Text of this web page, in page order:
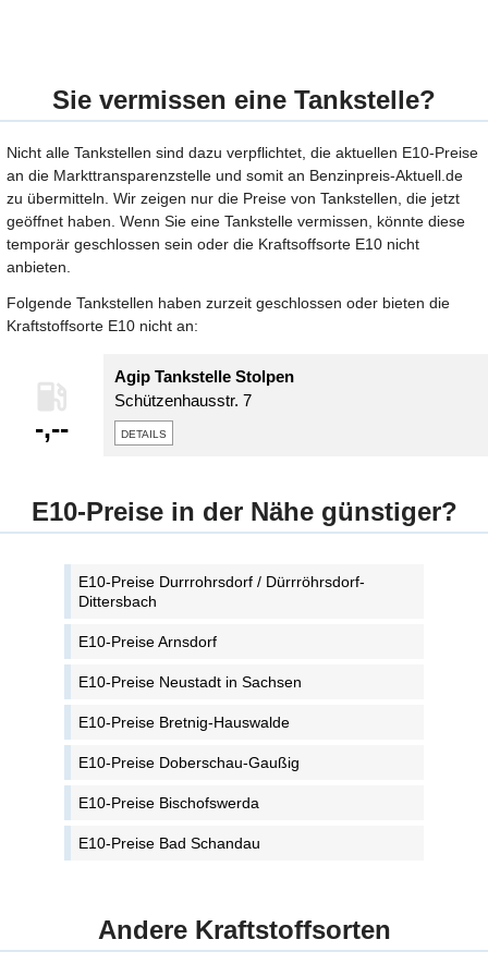
Sie vermissen eine Tankstelle?
Nicht alle Tankstellen sind dazu verpflichtet, die aktuellen E10-Preise
an die Markttransparenzstelle und somit an Benzinpreis-Aktuell.de
zu übermitteln. Wir zeigen nur die Preise von Tankstellen, die jetzt
geöffnet haben. Wenn Sie eine Tankstelle vermissen, könnte diese
temporär geschlossen sein oder die Kraftsoffsorte E10 nicht
anbieten.
Folgende Tankstellen haben zurzeit geschlossen oder bieten die
Kraftstoffsorte E10 nicht an:
-,--
Agip Tankstelle Stolpen
Schützenhausstr. 7
details
E10-Preise in der Nähe günstiger?
E10-Preise Durrrohrsdorf / Dürrröhrsdorf-
Dittersbach
E10-Preise Arnsdorf
E10-Preise Neustadt in Sachsen
E10-Preise Bretnig-Hauswalde
E10-Preise Doberschau-Gaußig
E10-Preise Bischofswerda
E10-Preise Bad Schandau
Andere Kraftstoffsorten